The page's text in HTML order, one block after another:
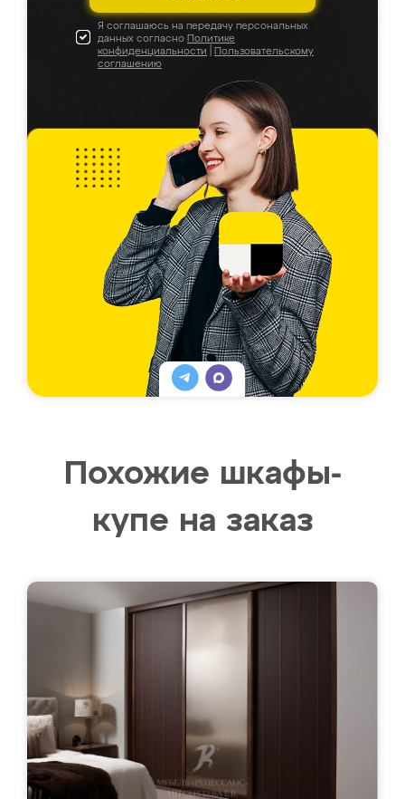
Я соглашаюсь на передачу персональных
данных согласно Политике
конфиденциальности
Пользовательскому
соглашению
Похожие шкафы-
купе на заказ